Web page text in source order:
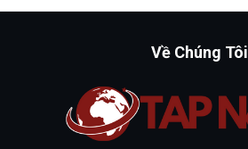
Về Chúng Tôi